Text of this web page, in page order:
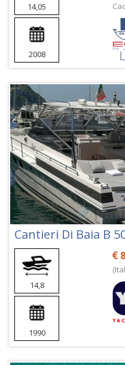
14,05
2008
Cantieri Di Baia B
14,8
1990